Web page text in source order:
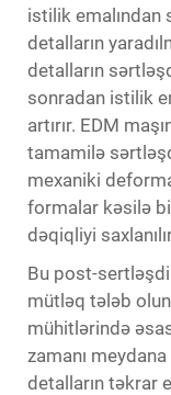
istilik
detalların
detalların
sonradan istilik
artırır. EDM
tamamilə
mexaniki
formalar kəsilə
dəqiqliyi
Bu post-
mütləq tələb
mühitlərində
zamanı
detalların təkrar